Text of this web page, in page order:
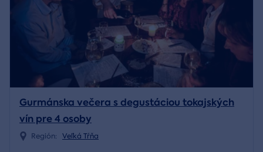
Gurmánska večera s degustáciou tokajských
vín pre 4 osoby
Región: Veľká Tŕňa